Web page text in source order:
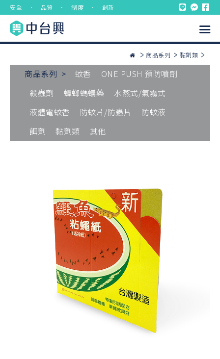
安全 ． 品質 ． 制度 ． 創新
商品系列 黏劑類
商品系列 > 蚊香
ONE PUSH 預防噴劑
殺蟲劑
蟑螂螞蟻藥
水蒸式/氣霧式
液體電蚊香
防蚊片/防蟲片
防蚊液
餌劑
黏劑類 其他